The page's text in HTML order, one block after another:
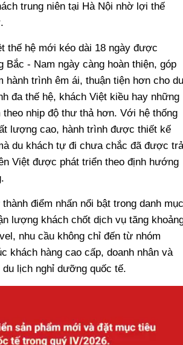
trung niên tại Hà Nội nhờ lợi thế
thế hệ mới kéo dài 18 ngày được
Bắc - Nam ngày càng hoàn thiện, góp
hành trình êm ái, thuận tiện hơn cho du
đa thế hệ, khách Việt kiều hay những
nhịp độ thư thả hơn. Với hệ thống
lượng cao, hành trình được thiết kế
du khách tự đi chưa chắc đã được
Việt được phát triển theo định hướng
điểm nhấn nổi bật trong danh mục
lượng khách chốt dịch vụ tăng
nhu cầu không chỉ đến từ nhóm
khách hàng cao cấp, doanh nhân và
lịch nghỉ dưỡng quốc tế.